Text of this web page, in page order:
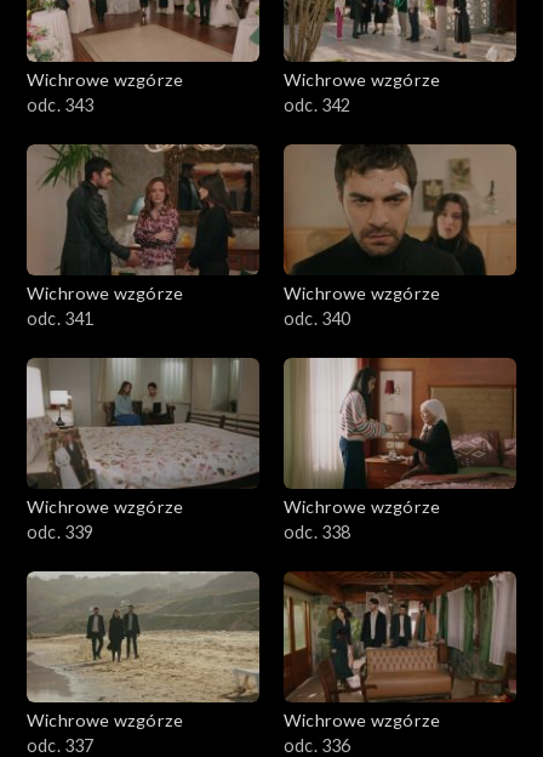
Wichrowe wzgórze
odc. 343
Wichrowe wzgórze
odc. 342
Wichrowe wzgórze
odc. 341
Wichrowe wzgórze
odc. 340
Wichrowe wzgórze
odc. 339
Wichrowe wzgórze
odc. 338
Wichrowe wzgórze
odc. 337
Wichrowe wzgórze
odc. 336